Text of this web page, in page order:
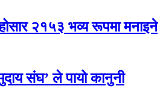
२१५३ भव्य रूपमा मनाइने
संघ’ ले पायो कानुनी